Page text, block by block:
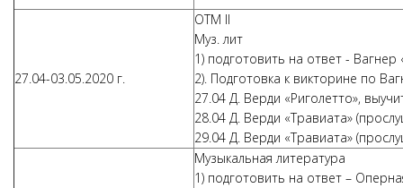
27.04-03.05.2020 г.
ОТМ II
Муз. лит
1) подготовить на ответ - Вагнер
2). Подготовка к викторине по
27.04 Д. Верди «Риголетто»,
28.04 Д. Верди «Травиата»
29.04 Д. Верди «Травиата»
Музыкальная литература
1) подготовить на ответ –